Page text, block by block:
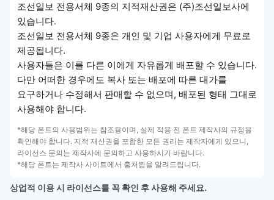
조선일보 전용서체 9종의 지적재산권은 (주)조선일보사에
있습니다.
조선일보 전용서체 9종은 개인 및 기업 사용자에게 무료로
제공됩니다.
사용자들은 이를 다른 이에게 자유롭게 배포할 수 있습니다.
다만 어떠한 경우에도 복사 또는 배포에 따른 대가를
요구하거나 수정해서 판매할 수 없으며, 배포된 형태 그대로
사용해야 합니다.
*해당 폰트의 사용범위는 참조용이며, 실제 적용 전 폰트 제작사의 규정을
확인해야 합니다. 지적 재산권을 포함한 모든 권리는 제작자에게 있으니,
라이선스 문의는 제작사에 문의하고 사용하시기 바랍니다.
*해당 폰트는 제작사 사이트에서 출처됨을 알려드립니다.
상업적 이용 시 라이선스를 꼭 확인 후 사용해 주세요.